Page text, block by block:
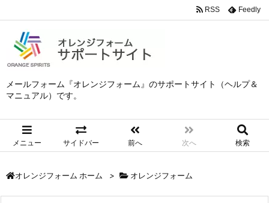
メールフォーム『オレンジフォーム』のサポートサイト（ヘルプ＆
マニュアル）です。
メニュー サイドバー 前へ 次へ 検索
RSS Feedly
オレンジフォーム ホーム > オレンジフォーム